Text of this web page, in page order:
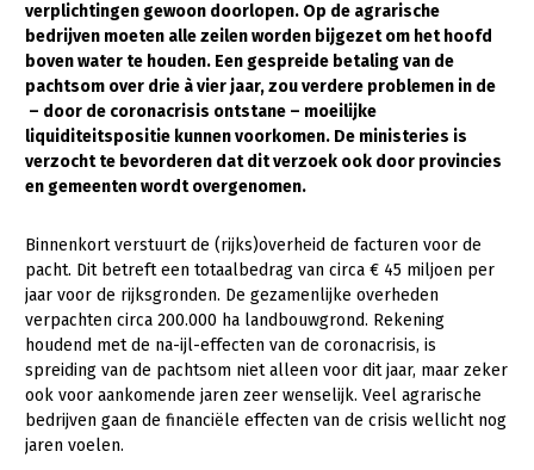
Bodem en water
Platteland en omgeving
Mens, ondernemerschap en onderwijs
Internationaal
Sectoren
Dier
Biologische Landbouw
Geitenhouderij
Kalverhouderij
Konijnenhouderij
verplichtingen gewoon doorlopen. Op de agrarische
bedrijven moeten alle zeilen worden bijgezet om het hoofd
boven water te houden. Een gespreide betaling van de
pachtsom over drie à vier jaar, zou verdere problemen in de
– door de coronacrisis ontstane – moeilijke
liquiditeitspositie kunnen voorkomen. De ministeries is
verzocht te bevorderen dat dit verzoek ook door provincies
en gemeenten wordt overgenomen.
Binnenkort verstuurt de (rijks)overheid de facturen voor de
pacht. Dit betreft een totaalbedrag van circa € 45 miljoen per
jaar voor de rijksgronden. De gezamenlijke overheden
verpachten circa 200.000 ha landbouwgrond. Rekening
houdend met de na-ijl-effecten van de coronacrisis, is
spreiding van de pachtsom niet alleen voor dit jaar, maar zeker
ook voor aankomende jaren zeer wenselijk. Veel agrarische
bedrijven gaan de financiële effecten van de crisis wellicht nog
jaren voelen.